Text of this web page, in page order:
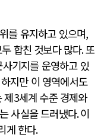
를 유지하고 있으며,
합친 것보다 많다.또
기지를 운영하고 있
하지만 이 영역에서도
제3세계 수준 경제와
사실을 드러냈다.이
게 한다.